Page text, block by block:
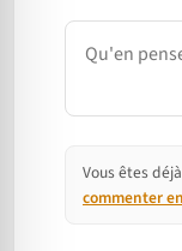
Commentaire
Vous êtes
commenter